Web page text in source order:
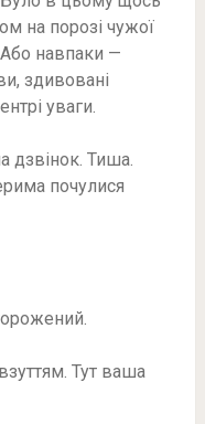
на порозі чужої
навпаки —
здивовані
уваги.
дзвінок. Тиша.
почулися
Тут ваша